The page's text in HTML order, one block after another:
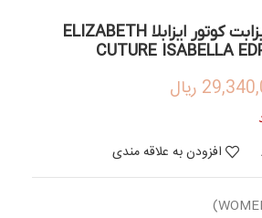
ادوپرفیوم زنانه الیزابت کوتور ایزابلا ELIZABETH
CUTURE ISABELLA
ریال
افزودن به علاقه مندی